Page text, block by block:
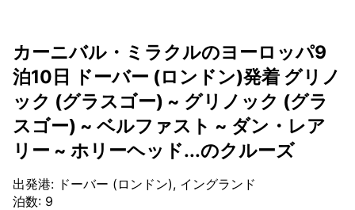
カーニバル・ミラクルのヨーロッパ9
泊10日 ドーバー (ロンドン)発着 グリノ
ック (グラスゴー) ~ グリノック (グラ
スゴー) ~ ベルファスト ~ ダン・レア
リー ~ ホリーヘッド...のクルーズ
出発港: ドーバー (ロンドン), イングランド
泊数: 9